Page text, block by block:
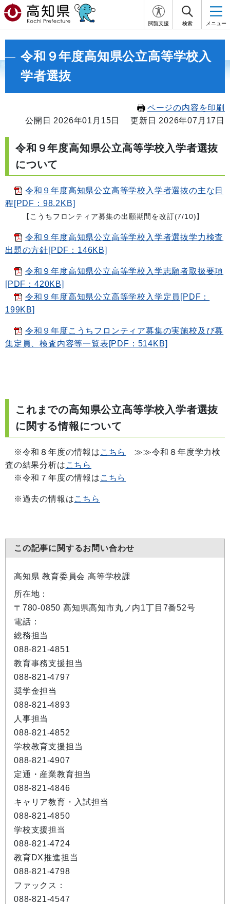
閲覧支援 検索 メニュー
令和９年度高知県公立高等学校入
学者選抜
ページの内容を印刷
公開日 2026年01月15日
更新日 2026年07月17日
令和９年度高知県公立高等学校入学者選抜
について
令和９年度高知県公立高等学校入学者選抜の主な日
程[PDF：98.2KB]
【こうちフロンティア募集の出願期間を改訂(7/10)】
令和９年度高知県公立高等学校入学者選抜学力検査
出題の方針[PDF：146KB]
令和９年度高知県公立高等学校入学志願者取扱要項
[PDF：420KB]
令和９年度高知県公立高等学校入学定員[PDF：
199KB]
令和９年度こうちフロンティア募集の実施校及び募
集定員、検査内容等一覧表[PDF：514KB]
これまでの高知県公立高等学校入学者選抜
に関する情報について
※令和８年度の情報は こちら
≫≫令和８年度学力検
査の結果分析は こちら
※令和７年度の情報は こちら
※過去の情報はこちら
この記事に関するお問い合わせ
高知県 教育委員会 高等学校課
所在地：
〒780-0850 高知県高知市丸ノ内1丁目7番52号
電話：
総務担当
088-821-4851
教育事務支援担当
088-821-4797
奨学金担当
088-821-4893
人事担当
088-821-4852
学校教育支援担当
088-821-4907
定通・産業教育担当
088-821-4846
キャリア教育・入試担当
088-821-4850
学校支援担当
088-821-4724
教育DX推進担当
088-821-4798
ファックス：
088-821-4547